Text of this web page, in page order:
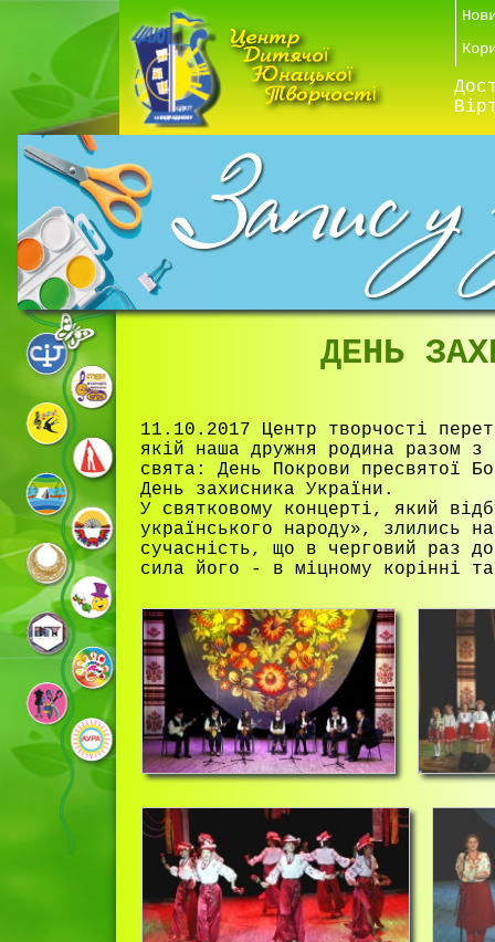
ДЕНЬ
11.10.2017 Центр творчості
якій наша дружня родина разом з
свята: День Покрови пресвятої
День захисника України.
У святковому концерті, який
українського народу», злились
сучасність, що в черговий раз
сила його - в міцному корінні